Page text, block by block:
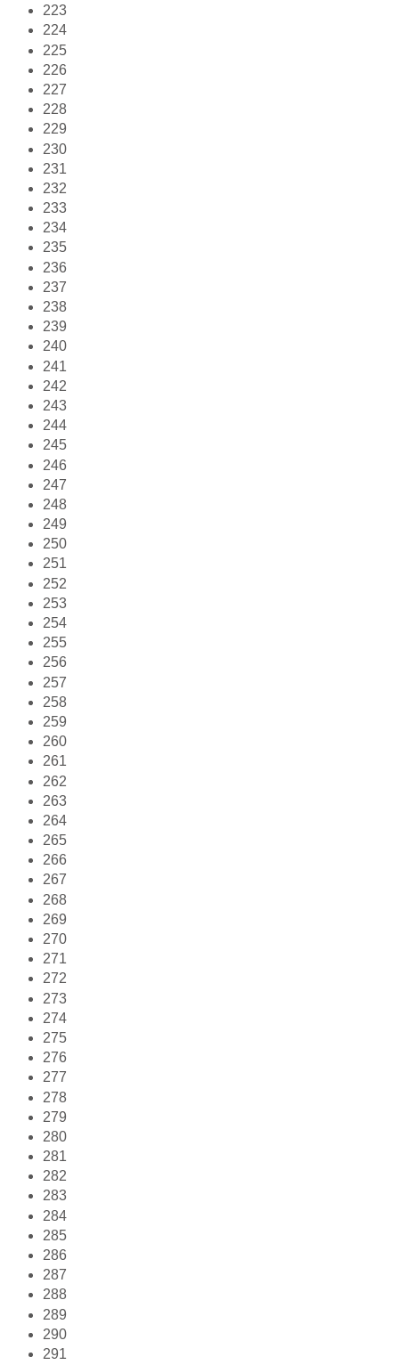
223
224
225
226
227
228
229
230
231
232
233
234
235
236
237
238
239
240
241
242
243
244
245
246
247
248
249
250
251
252
253
254
255
256
257
258
259
260
261
262
263
264
265
266
267
268
269
270
271
272
273
274
275
276
277
278
279
280
281
282
283
284
285
286
287
288
289
290
291